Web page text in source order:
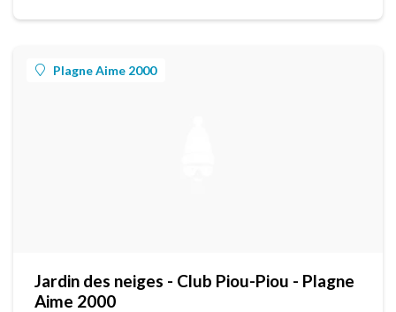
Plagne Aime 2000
Jardin des neiges - Club Piou-Piou - Plagne
Aime 2000